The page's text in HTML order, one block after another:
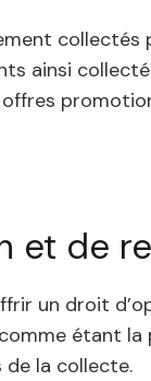
ainsi
et de
un droit
étant
de la collecte.